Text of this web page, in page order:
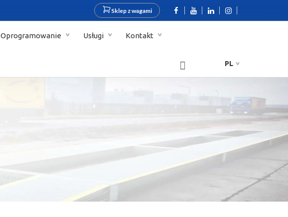
Sklep z wagami
Oprogramowanie Usługi Kontakt
PL